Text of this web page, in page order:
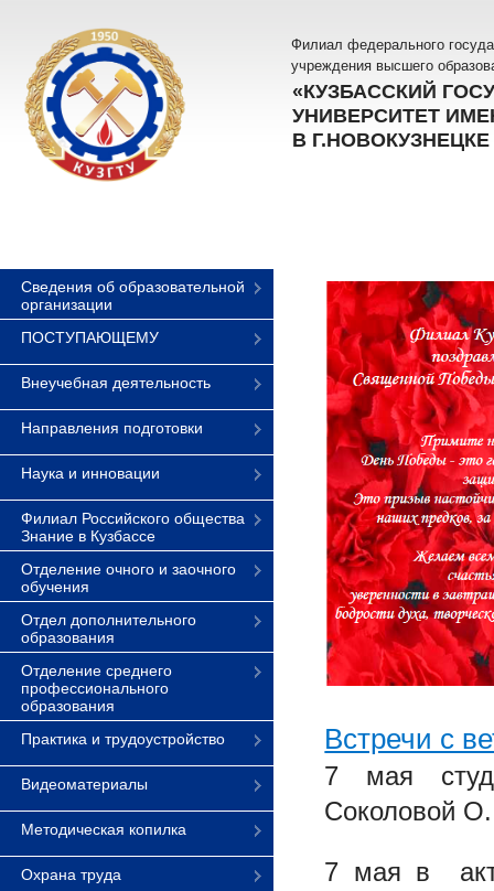
Филиал федерального
учреждения высшего
«КУЗБАССКИЙ
УНИВЕРСИТЕТ
В Г.НОВОКУЗНЕЦКЕ
Сведения об образовательной
организации
ПОСТУПАЮЩЕМУ
Внеучебная деятельность
Направления подготовки
Наука и инновации
Филиал Российского общества
Знание в Кузбассе
Отделение очного и заочного
обучения
Отдел дополнительного
образования
Отделение среднего
профессионального
образования
Практика и трудоустройство
Видеоматериалы
Методическая копилка
Охрана труда
Встречи с
7 мая
Соколовой
7 мая в